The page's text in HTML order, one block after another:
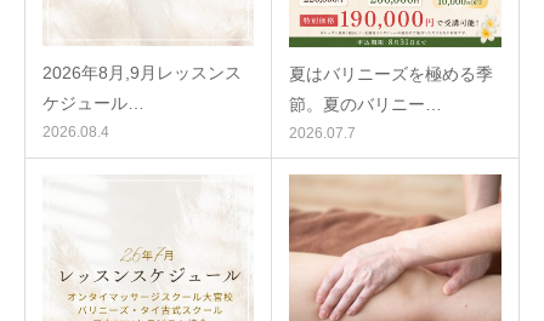
2026年8月,9月レッスンス
ケジュール…
2026.08.4
夏はバリニーズを極める季
節。夏のバリニー…
2026.07.7